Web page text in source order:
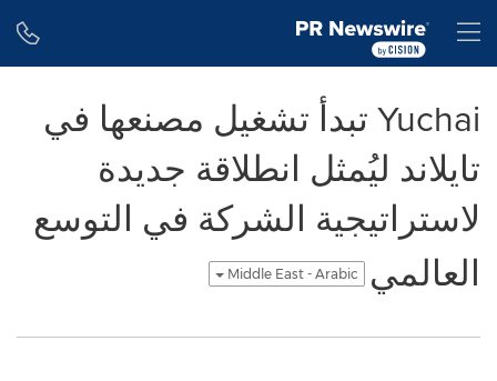
Yuchai تبدأ تشغيل مصنعها في
تايلاند ليُمثل انطلاقة جديدة
لاستراتيجية الشركة في التوسع
العالمي
Middle East - Arabic